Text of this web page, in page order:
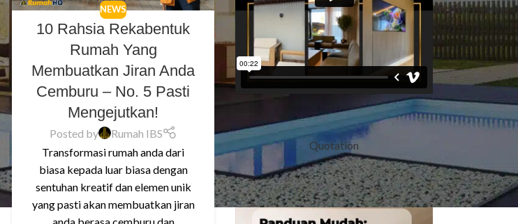
NEWS
10 Rahsia Rekabentuk
Rumah Yang
Membuatkan Jiran Anda
Cemburu – No. 5 Pasti
Mengejutkan!
Posted by
Rumah IBS
Transformasi rumah anda dari
biasa kepada luar biasa dengan
sentuhan kreatif dan elemen unik
yang pasti akan membuatkan jiran
Quotation